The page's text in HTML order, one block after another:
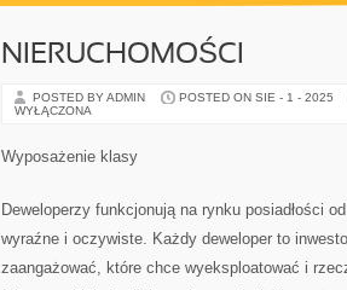
NIERUCHOMOŚCI
POSTED BY ADMIN POSTED ON SIE - 1 - 2025
WYŁĄCZONA
Wyposażenie klasy
Deweloperzy funkcjonują na rynku posiadłości
wyraźne i oczywiste. Każdy deweloper to
zaangażować, które chce wyeksploatować i